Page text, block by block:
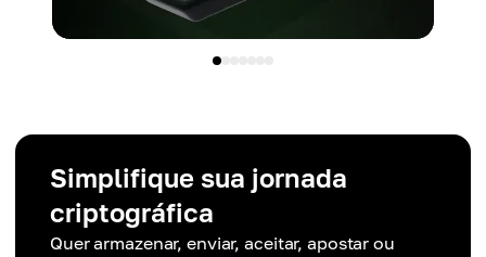
Simplifique sua jornada
criptográfica
Quer armazenar, enviar, aceitar, apostar ou